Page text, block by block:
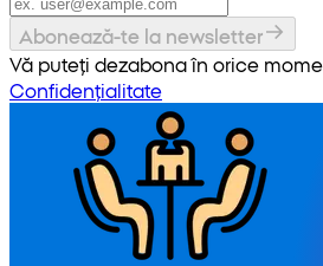
Abonează-te la newsletter
Vă puteți dezabona în orice
Confidențialitate